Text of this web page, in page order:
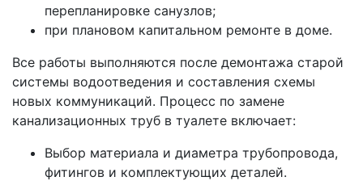
перепланировке санузлов;
при плановом капитальном ремонте в доме.
Все работы выполняются после демонтажа старой
системы водоотведения и составления схемы
новых коммуникаций. Процесс по замене
канализационных труб в туалете включает:
Выбор материала и диаметра трубопровода,
фитингов и комплектующих деталей.